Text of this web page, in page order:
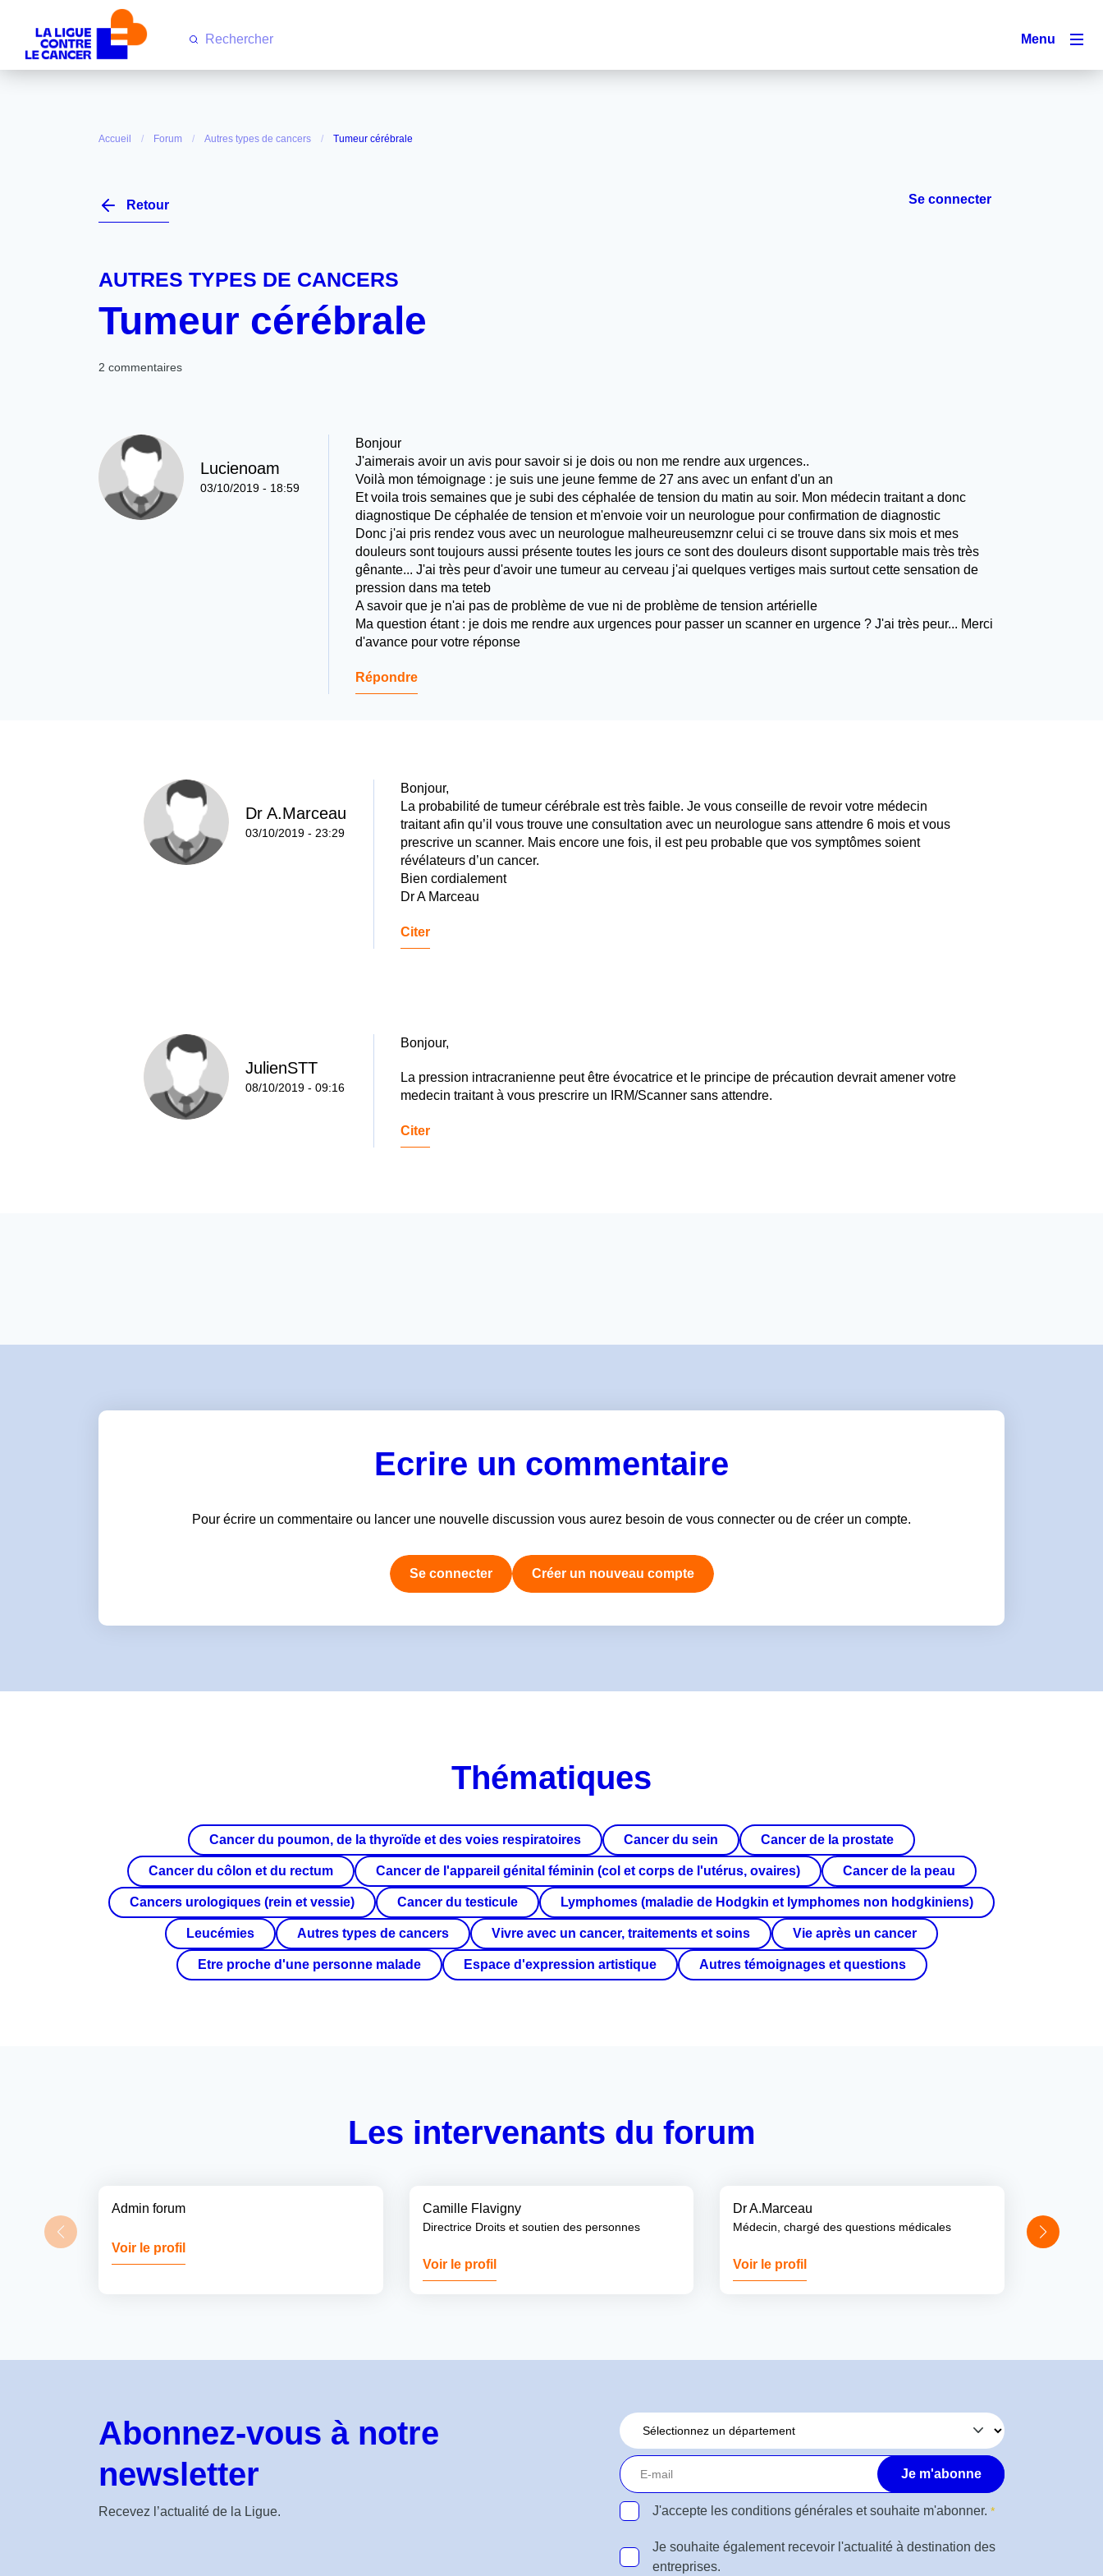
Menu
Accueil Forum Autres types de cancers Tumeur cérébrale
Retour Se connecter
AUTRES TYPES DE CANCERS
Tumeur cérébrale
2 commentaires
Lucienoam
03/10/2019 - 18:59
Bonjour
J'aimerais avoir un avis pour savoir si je dois ou non me rendre aux urgences..
Voilà mon témoignage : je suis une jeune femme de 27 ans avec un enfant d'un an
Et voila trois semaines que je subi des céphalée de tension du matin au soir. Mon médecin traitant a donc
diagnostique De céphalée de tension et m'envoie voir un neurologue pour confirmation de diagnostic
Donc j'ai pris rendez vous avec un neurologue malheureusemznr celui ci se trouve dans six mois et mes
douleurs sont toujours aussi présente toutes les jours ce sont des douleurs disont supportable mais très très
gênante... J'ai très peur d'avoir une tumeur au cerveau j'ai quelques vertiges mais surtout cette sensation de
pression dans ma teteb
A savoir que je n'ai pas de problème de vue ni de problème de tension artérielle
Ma question étant : je dois me rendre aux urgences pour passer un scanner en urgence ? J'ai très peur... Merci
d'avance pour votre réponse
Répondre
Dr A.Marceau
03/10/2019 - 23:29
Bonjour,
La probabilité de tumeur cérébrale est très faible. Je vous conseille de revoir votre médecin
traitant afin qu’il vous trouve une consultation avec un neurologue sans attendre 6 mois et vous
prescrive un scanner. Mais encore une fois, il est peu probable que vos symptômes soient
révélateurs d’un cancer.
Bien cordialement
Dr A Marceau
Citer
JulienSTT
08/10/2019 - 09:16
Bonjour,
La pression intracranienne peut être évocatrice et le principe de précaution devrait amener votre
medecin traitant à vous prescrire un IRM/Scanner sans attendre.
Citer
Ecrire un commentaire
Pour écrire un commentaire ou lancer une nouvelle discussion vous aurez besoin de vous connecter ou de créer un compte.
Se connecter Créer un nouveau compte
Thématiques
Cancer du poumon, de la thyroïde et des voies respiratoires Cancer du sein Cancer de la prostate
Cancer du côlon et du rectum Cancer de l'appareil génital féminin (col et corps de l'utérus, ovaires) Cancer de la peau
Cancers urologiques (rein et vessie) Cancer du testicule Lymphomes (maladie de Hodgkin et lymphomes non hodgkiniens)
Leucémies Autres types de cancers Vivre avec un cancer, traitements et soins Vie après un cancer
Etre proche d'une personne malade Espace d'expression artistique Autres témoignages et questions
Les intervenants du forum
Admin forum
Voir le profil
Camille Flavigny
Directrice Droits et soutien des personnes
Voir le profil
Dr A.Marceau
Médecin, chargé des questions médicales
Voir le profil
Abonnez-vous à notre
newsletter
Recevez l’actualité de la Ligue. J'accepte les conditions généraleset souhaite m'abonner.
Je souhaite également recevoir l'actualité à destination des
entreprises.